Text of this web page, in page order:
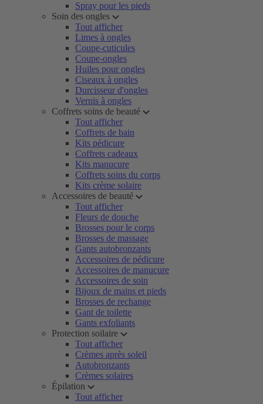
Spray pour les pieds
Soin des ongles
Tout afficher
Limes à ongles
Coupe-cuticules
Coupe-ongles
Huiles pour ongles
Ciseaux à ongles
Durcisseur d'ongles
Vernis à ongles
Coffrets soins de beauté
Tout afficher
Coffrets de bain
Kits pédicure
Coffrets cadeaux
Kits manucure
Coffrets soins du corps
Kits crème solaire
Accessoires de beauté
Tout afficher
Fleurs de douche
Brosses pour le corps
Brosses de massage
Gants autobronzants
Accessoires de pédicure
Accessoires de manucure
Accessoires de soin
Bijoux de mains et pieds
Brosses de rechange
Gant de toilette
Gants exfoliants
Protection soilaire
Tout afficher
Crèmes après soleil
Autobronzants
Crèmes solaires
Épilation
Tout afficher